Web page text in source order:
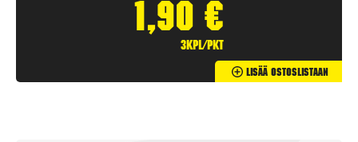
1,90 €
3kpl/pkt
Lisää Ostoslistaan